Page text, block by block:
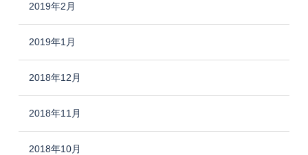
2019年2月
2019年1月
2018年12月
2018年11月
2018年10月